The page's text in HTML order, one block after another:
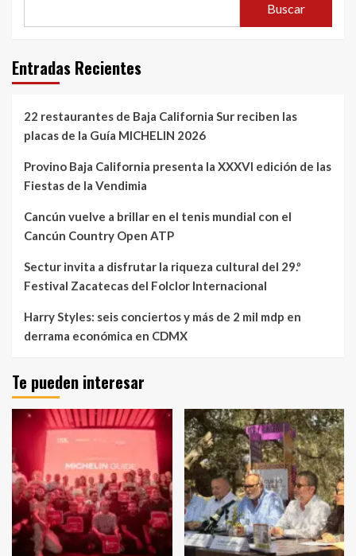
Buscar
Entradas Recientes
22 restaurantes de Baja California Sur reciben las
placas de la Guía MICHELIN 2026
Provino Baja California presenta la XXXVI edición de las
Fiestas de la Vendimia
Cancún vuelve a brillar en el tenis mundial con el
Cancún Country Open ATP
Sectur invita a disfrutar la riqueza cultural del 29.º
Festival Zacatecas del Folclor Internacional
Harry Styles: seis conciertos y más de 2 mil mdp en
derrama económica en CDMX
Te pueden interesar